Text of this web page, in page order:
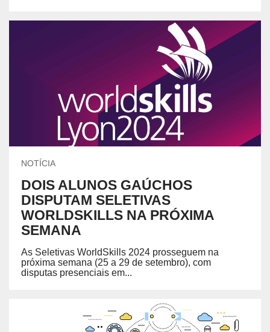
NOTÍCIA
DOIS ALUNOS GAÚCHOS
DISPUTAM SELETIVAS
WORLDSKILLS NA PRÓXIMA
SEMANA
As Seletivas WorldSkills 2024 prosseguem na
próxima semana (25 a 29 de setembro), com
disputas presenciais em...